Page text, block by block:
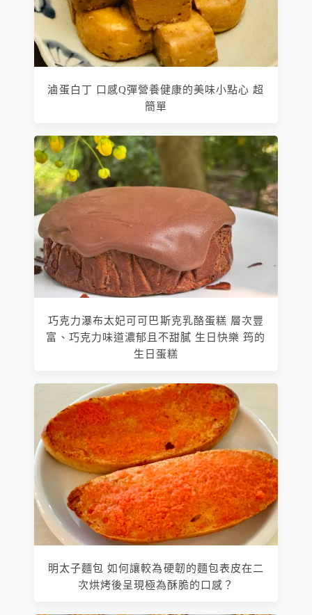
滷蛋白丁 口感Q彈營養健康的美味小點心 超
簡單
巧克力瀑布太妃可可巴斯克乳酪蛋糕 層次豐
富、巧克力味道濃郁且不甜膩 生日快樂 筠的
生日蛋糕
明太子麵包 如何讓較為硬韌的麵包表皮在二
次烘烤後呈現極為酥脆的口感？